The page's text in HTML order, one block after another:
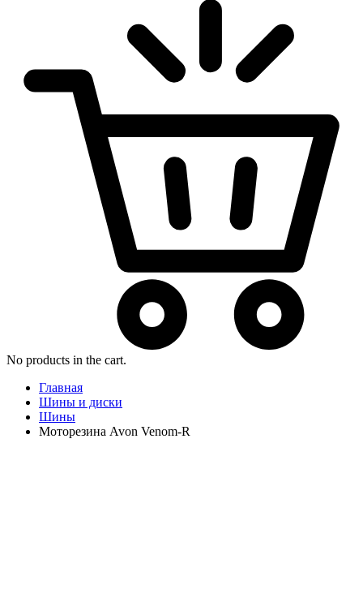
No products in the cart.
Главная
Шины и диски
Шины
Моторезина Avon Venom-R